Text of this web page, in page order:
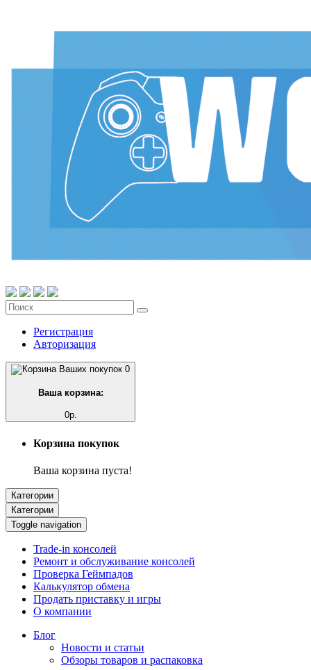
Регистрация
Авторизация
0
Ваша корзина:
0р.
Корзина покупок
Ваша корзина пуста!
Категории
Категории
Toggle navigation
Trade-in консолей
Ремонт и обслуживание консолей
Проверка Геймпадов
Калькулятор обмена
Продать приставку и игры
О компании
Блог
Новости и статьи
Обзоры товаров и распаковка